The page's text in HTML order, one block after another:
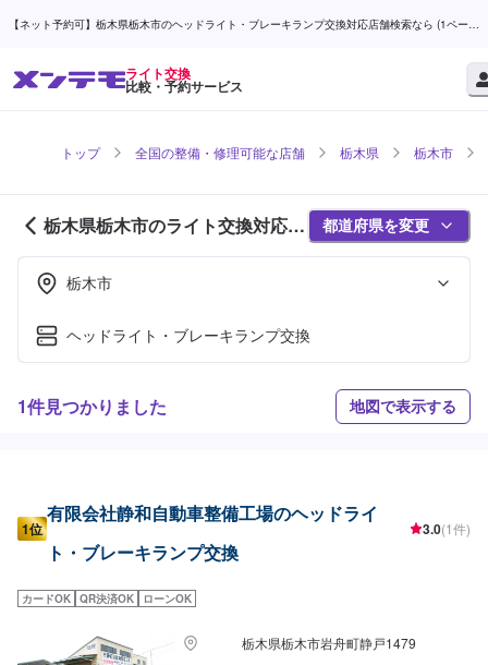
【ネット予約可】栃木県栃木市のヘッドライト・ブレーキランプ交換対応店舗検索なら (1ページ
ライト交換
比較・予約サービス
トップ 全国の整備・修理可能な店舗 栃木県 栃木市
栃木県栃木市のライト交換対応店
舗紹介 (1ページ目)
都道府県を変更
栃木市
ヘッドライト・ブレーキランプ交換
1件見つかりました 地図で表示する
1位
有限会社静和自動車整備工場のヘッドライ
ト・ブレーキランプ交換
3.0(1件)
カードOK QR決済OK ローンOK
栃木県栃木市岩舟町静戸1479